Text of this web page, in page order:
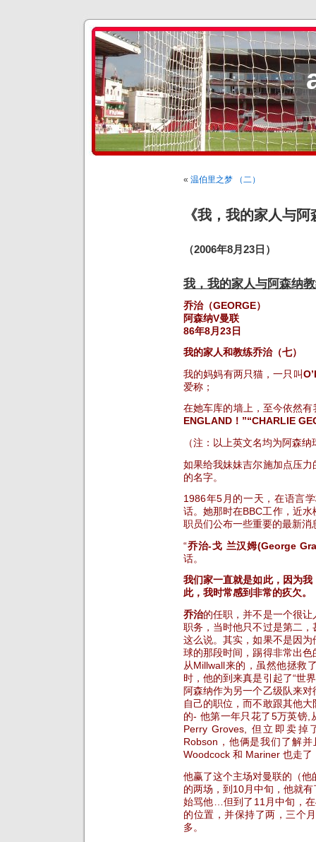
« 温伯里之梦 （二）
《我，我的家人与
（2006年8月23日）
我，我的家人与阿森纳
乔治（GEORGE）
阿森纳V曼联
86年8月23日
我的家人和教练乔治（七）
我的妈妈有两只猫，一只叫
爱称；
在她车库的墙上，至今依然
ENGLAND！”“CHARLIE
（注：以上英文名均为阿森纳
如果给我妹妹吉尔施加点压
的名字。
1986年5月的一天，在语言
话。她那时在BBC工作，近
职员们公布一些重要的最新消
“乔治-戈 兰汉姆(George
话。
我们家一直就是如此，因为
此，我时常感到非常的疚欠。
乔治的任职，并不是一个很
职务，当时他只不过是第二
这么说。其实，如果不是因
球的那段时间，踢得非常出
从Millwall来的，虽然他拯救
时，他的到来真是引起了“世
阿森纳作为另一个乙级队来
自己的职位，而不敢跟其他
的- 他第一年只花了5万英镑,
Perry Groves, 但立即卖掉
Robson，他俩是我们了解
Woodcock 和 Mariner 也走了
他赢了这个主场对曼联的（
的两场，到10月中旬，他就
始骂他…但到了11月中旬，
的位置，并保持了两，三个
多。